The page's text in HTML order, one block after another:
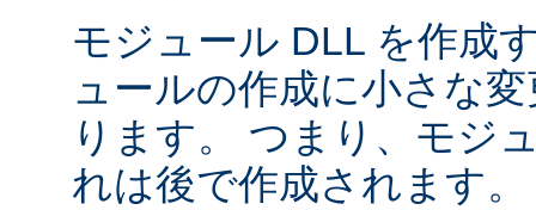
モジュール DLL を作成
ュールの作成に小さな
ります。 つまり、モジ
れは後で作成されます